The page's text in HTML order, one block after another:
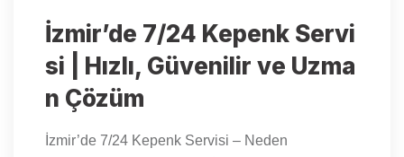
İzmir’de 7/24 Kepenk Servi
si | Hızlı, Güvenilir ve Uzma
n Çözüm
İzmir’de 7/24 Kepenk Servisi – Neden